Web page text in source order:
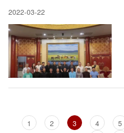
2022-03-22
1
2 3 4 5